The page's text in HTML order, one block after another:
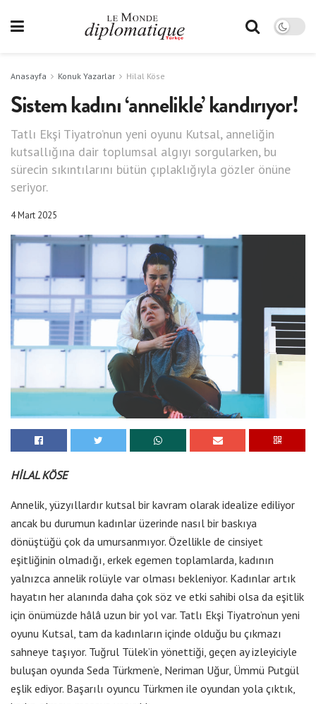
Anasayfa Konuk Yazarlar Hilal Köse
Sistem kadını ‘annelikle’ kandırıyor!
Tatlı Ekşi Tiyatro’nun yeni oyunu Kutsal, anneliğin
kutsallığına dair toplumsal algıyı sorgularken, bu
sürecin sıkıntılarını bütün çıplaklığıyla gözler önüne
seriyor.
4 Mart 2025
HİLAL KÖSE
Annelik, yüzyıllardır kutsal bir kavram olarak idealize ediliyor
ancak bu durumun kadınlar üzerinde nasıl bir baskıya
dönüştüğü çok da umursanmıyor. Özellikle de cinsiyet
eşitliğinin olmadığı, erkek egemen toplamlarda, kadının
yalnızca annelik rolüyle var olması bekleniyor. Kadınlar artık
hayatın her alanında daha çok söz ve etki sahibi olsa da eşitlik
için önümüzde hâlâ uzun bir yol var. Tatlı Ekşi Tiyatro’nun yeni
oyunu Kutsal, tam da kadınların içinde olduğu bu çıkmazı
sahneye taşıyor. Tuğrul Tülek’in yönettiği, geçen ay izleyiciyle
buluşan oyunda Seda Türkmen’e, Neriman Uğur, Ümmü Putgül
eşlik ediyor. Başarılı oyuncu Türkmen ile oyundan yola çıktık,